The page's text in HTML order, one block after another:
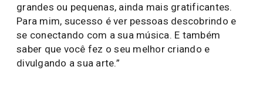
grandes ou pequenas, ainda mais gratificantes.
Para mim, sucesso é ver pessoas descobrindo e
se conectando com a sua música. E também
saber que você fez o seu melhor criando e
divulgando a sua arte.”